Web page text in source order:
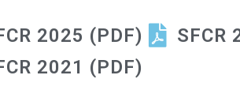
2025 (PDF) SFCR
2021 (PDF)